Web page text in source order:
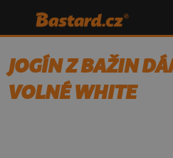
JOGÍN Z BAŽIN
VOLNÉ WHITE